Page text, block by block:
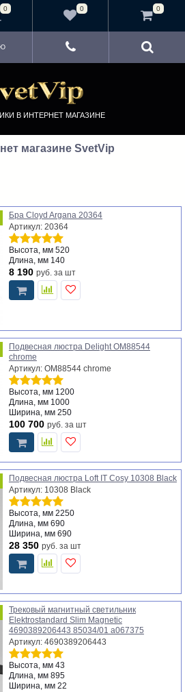
В ИНТЕРНЕТ МАГАЗИНЕ
магазине SvetVip
Бра Cloyd Argana 20364
Артикул: 20364
Высота, мм 520
Длина, мм 140
8 190 руб. за шт
Подвесная люстра Delight OM88544
chrome
Артикул: OM88544 chrome
Высота, мм 1200
Длина, мм 1000
Ширина, мм 250
100 700 руб. за шт
Подвесная люстра Loft IT Cosy 10308 Black
Артикул: 10308 Black
Высота, мм 2250
Длина, мм 690
Ширина, мм 690
28 350 руб. за шт
Трековый магнитный светильник
Elektrostandard Slim Magnetic
4690389206443 85034/01 a067375
Артикул: 4690389206443
Высота, мм 43
Длина, мм 895
Ширина, мм 22
0 0 0